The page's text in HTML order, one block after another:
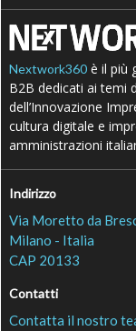
Nextwork360 è il più
B2B dedicati ai temi
dell’Innovazione
cultura digitale e
amministrazioni
Indirizzo
Via Moretto da
Milano - Italia
CAP 20133
Contatti
Contatta il nostro